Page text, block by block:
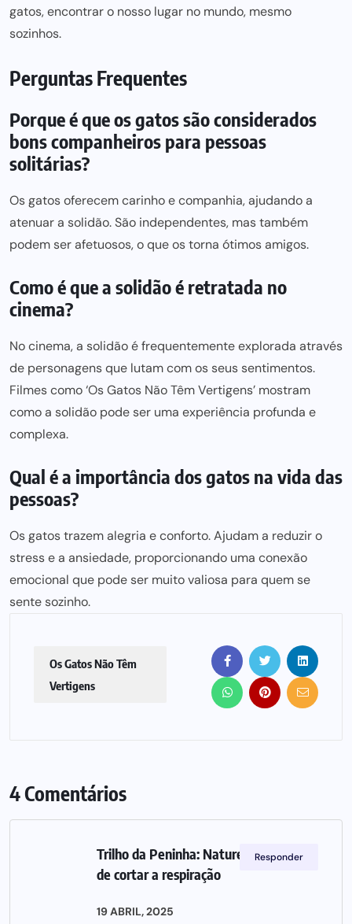
gatos, encontrar o nosso lugar no mundo, mesmo
sozinhos.
Perguntas Frequentes
Porque é que os gatos são considerados
bons companheiros para pessoas
solitárias?
Os gatos oferecem carinho e companhia, ajudando a
atenuar a solidão. São independentes, mas também
podem serafetuosos, o que os torna ótimos amigos.
Como é que a solidão é retratada no
cinema?
No cinema, a solidão é frequentemente explorada através
de personagens que lutam com os seus sentimentos.
Filmes como ‘Os Gatos Não Têm Vertigens’ mostram
como a solidão pode ser uma experiência profunda e
complexa.
Qual é a importância dos gatos na vida das
pessoas?
Os gatos trazem alegria e conforto. Ajudam a reduzir o
stress e a ansiedade, proporcionando uma conexão
emocional que pode ser muito valiosa para quemse
sente sozinho.
Os Gatos Não Têm
Vertigens
4 Comentários
Trilho da Peninha: Natureza e vistas
de cortar a respiração
19 ABRIL, 2025
Responder